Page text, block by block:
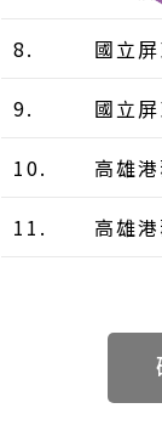
8. 國立
9. 國立
10. 高雄
11. 高雄